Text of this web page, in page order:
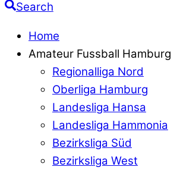
Search
Home
Amateur Fussball Hamburg
Regionalliga Nord
Oberliga Hamburg
Landesliga Hansa
Landesliga Hammonia
Bezirksliga Süd
Bezirksliga West